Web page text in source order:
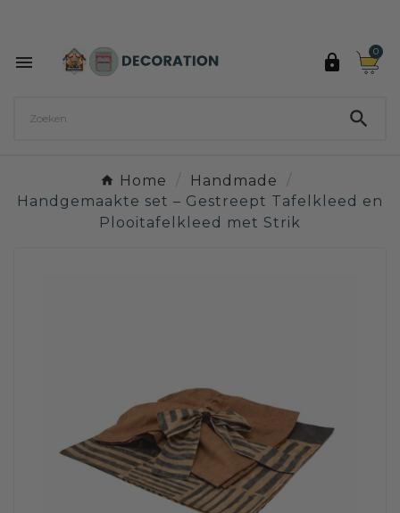
 
0

Home
Handmade
Handgemaakte set – Gestreept Tafelkleed en
Plooitafelkleed met Strik